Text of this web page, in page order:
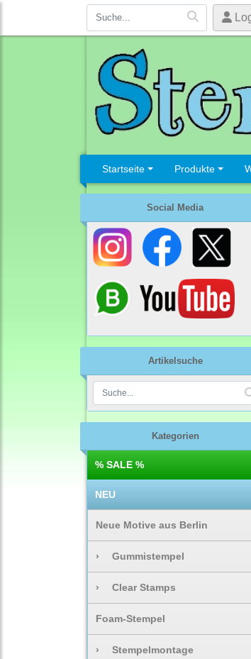
Startseite Produkte
Social Media
Artikelsuche
Kategorien
% SALE %
NEU
Neue Motive aus Berlin
› Gummistempel
› Clear Stamps
Foam-Stempel
› Stempelmontage